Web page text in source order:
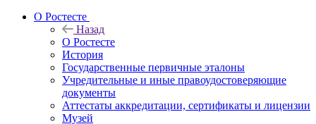
О Ростесте
Назад
О Ростесте
История
Государственные первичные эталоны
Учредительные и иные правоудостоверяющие
документы
Аттестаты аккредитации, сертификаты и лицензии
Музей